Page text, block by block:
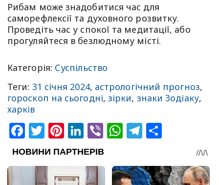
Рибам може знадобитися час для
саморефлексії та духовного розвитку.
Проведіть час у спокої та медитації, або
прогуляйтеся в безлюдному місті.
Категорія: Суспільство
Теги: 31 січня 2024, астрологічний прогноз,
гороскоп на сьогодні, зірки, знаки Зодіаку,
харків
Facebook
Twitter
Pinterest
LinkedIn
ViberWhatsApp
Telegram